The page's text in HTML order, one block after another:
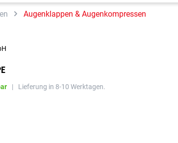
Augenklappen & Augenkompressen
| Lieferung in 8-10 Werktagen.